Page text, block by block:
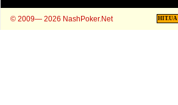
© 2009— 2026 NashPoker.Net HIT.UA